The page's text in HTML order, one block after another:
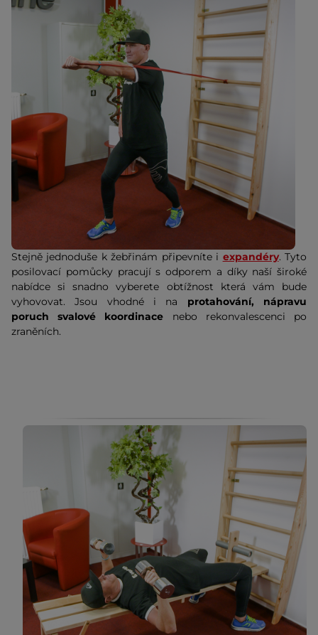
Stejně jednoduše k žebřinám připevníte i expandéry. Tyto
posilovací pomůcky pracují s odporem a díky naší široké
nabídce si snadno vyberete obtížnost která vám bude
vyhovovat. Jsou vhodné i na protahování, nápravu
poruch svalové koordinace nebo rekonvalescenci po
zraněních.